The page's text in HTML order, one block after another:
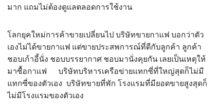
มาก แถมไม่ต้องดูแลตลอดการใช้งาน
โลกยุคใหม่การค้าขายเปลี่ยนไป บริษัทขายกาแฟ บอกว่าตัว
เองไม่ได้ขายกาแฟ แต่ขายประสพการณ์ที่ดีกับลูกค้า ลูกค้า
ชอบเก้าอี้นั่ง ชอบบรรยากาศ ชอบมานั่งคุยกัน เลยเป็นเหตุให้
มาซื้อกาแฟ บริษัทบริหารเครือข่ายแทกซี่ที่ใหญ่สุดก็ไม่มี
แทกซี่ของตัวเอง บริษัทขายที่พัก โรงแรมที่มียอดขายสูงสุดก็
ไม่มีโรงแรมของตัวเอง